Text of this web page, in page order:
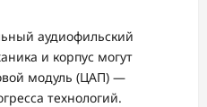
аудиофильский
и корпус могут
модуль (ЦАП) —
технологий.